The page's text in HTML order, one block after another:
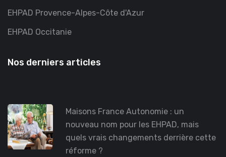
EHPAD Provence-Alpes-Côte d'Azur
EHPAD Occitanie
Nos derniers articles
Maisons France Autonomie : un
nouveau nom pour les EHPAD, mais
quels vrais changements derrière cette
réforme ?